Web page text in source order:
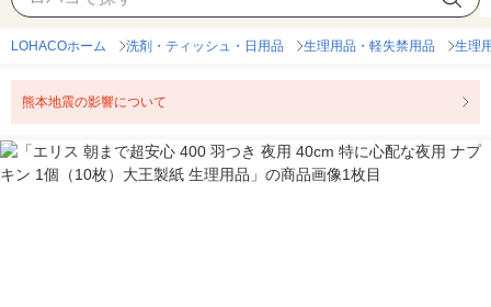
LOHACOホーム 洗剤・ティッシュ・日用品 生理用品・軽失禁用品 生理
熊本地震の影響について